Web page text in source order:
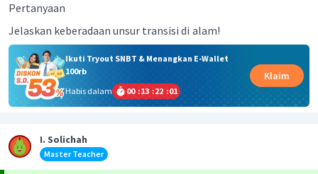
Pertanyaan
Jelaskan keberadaan unsur transisi di alam!
Ikuti Tryout SNBT & Menangkan E-Wallet
100rb
Habis dalam
00 :13 :22 :01
Klaim
I. Solichah
Master Teacher